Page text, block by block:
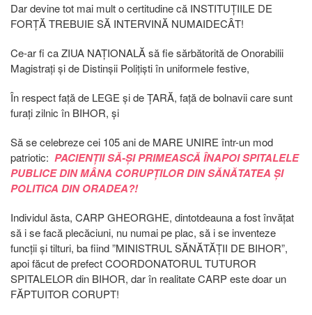
Dar devine tot mai mult o certitudine că INSTITUȚIILE DE
FORȚĂ TREBUIE SĂ INTERVINĂ NUMAIDECÂT!
Ce-ar fi ca ZIUA NAȚIONALĂ să fie sărbătorită de Onorabilii
Magistrați și de Distinșii Polițiști în uniformele festive,
În respect față de LEGE și de ȚARĂ, față de bolnavii care sunt
furați zilnic în BIHOR, și
Să se celebreze cei 105 ani de MARE UNIRE într-un mod
patriotic: PACIENȚII SĂ-ȘI PRIMEASCĂ ÎNAPOI SPITALELE
PUBLICE DIN MÂNA CORUPȚILOR DIN SĂNĂTATEA ȘI
POLITICA DIN ORADEA?!
Individul ăsta, CARP GHEORGHE, dintotdeauna a fost învățat
să i se facă plecăciuni, nu numai pe plac, să i se inventeze
funcții și tilturi, ba fiind ”MINISTRUL SĂNĂTĂȚII DE BIHOR”,
apoi făcut de prefect COORDONATORUL TUTUROR
SPITALELOR din BIHOR, dar în realitate CARP este doar un
FĂPTUITOR CORUPT!